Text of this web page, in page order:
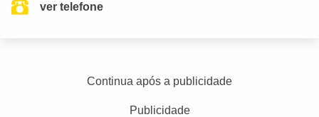
ver telefone
Continua após a publicidade
Publicidade